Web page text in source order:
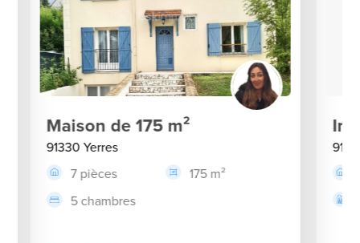
Maison de 175 m²
91330 Yerres
7 pièces
175 m²
5 chambres